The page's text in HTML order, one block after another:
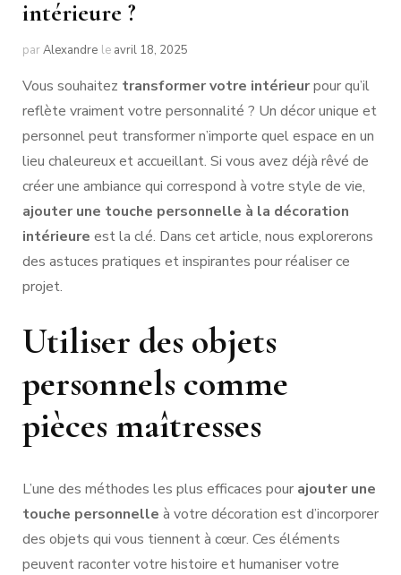
intérieure ?
parAlexandre le avril 18, 2025
Vous souhaitez transformer votre intérieurpour qu’il
reflète vraiment votre personnalité ? Un décor unique et
personnel peut transformer n’importe quel espace en un
lieu chaleureux et accueillant. Si vous avez déjà rêvé de
créer une ambiance qui correspond à votre style de vie,
ajouter une touche personnelle à la décoration
intérieure est la clé. Dans cet article, nous explorerons
des astuces pratiques et inspirantes pour réaliser ce
projet.
Utiliser des objets
personnels comme
pièces maîtresses
L’une des méthodes les plus efficaces pour ajouter une
touche personnelle à votre décoration est d’incorporer
des objets qui vous tiennent à cœur. Ces éléments
peuvent raconter votre histoire et humaniser votre